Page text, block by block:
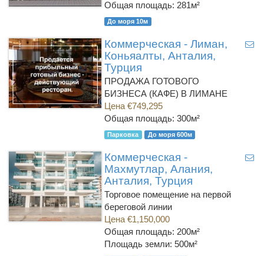
Общая площадь: 281м²
До моря 10м
Коммерческая - Лиман,
Коньяалты, Анталия,
Турция
ПРОДАЖА ГОТОВОГО
БИЗНЕСА (КАФЕ) В ЛИМАНЕ
Цена €749,295
Общая площадь: 300м²
Парковка До моря 600м
Коммерческая -
Махмутлар, Алания,
Анталия, Турция
Торговое помещение на первой
береговой линии
Цена €1,150,000
Общая площадь: 200м²
Площадь земли: 500м²